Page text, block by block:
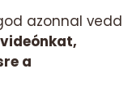
azonnal vedd
a